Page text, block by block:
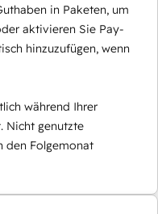
in Paketen, um
aktivieren Sie Pay-
hinzuzufügen, wenn
während Ihrer
Nicht genutzte
den Folgemonat